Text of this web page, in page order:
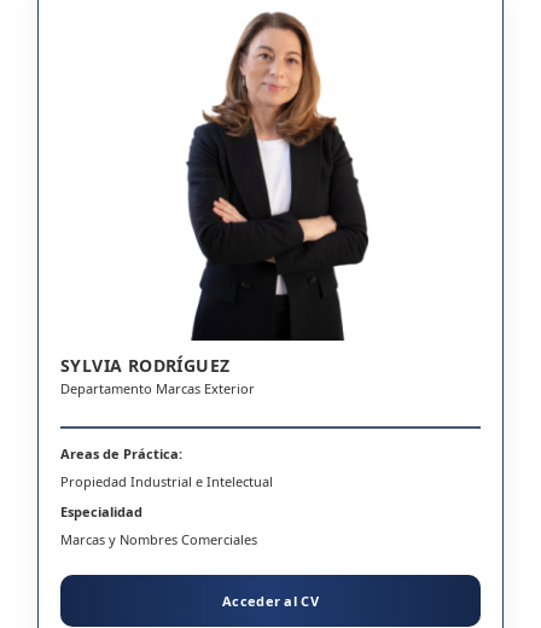
SYLVIA RODRÍGUEZ
Departamento Marcas Exterior
Areas de Práctica:
Propiedad Industrial e Intelectual
Especialidad
Marcas y Nombres Comerciales
Acceder al CV